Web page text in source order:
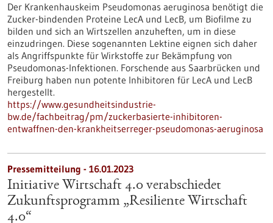
Der Krankenhauskeim Pseudomonas aeruginosa benötigt die
Zucker-bindenden Proteine LecA und LecB, um Biofilme zu
bilden und sich an Wirtszellen anzuheften, um in diese
einzudringen. Diese sogenannten Lektine eignen sich daher
als Angriffspunkte für Wirkstoffe zur Bekämpfung von
Pseudomonas-Infektionen. Forschende aus Saarbrücken und
Freiburg haben nun potente Inhibitoren für LecA und LecB
hergestellt.
https://www.gesundheitsindustrie-
bw.de/fachbeitrag/pm/zuckerbasierte-inhibitoren-
entwaffnen-den-krankheitserreger-pseudomonas-aeruginosa
Pressemitteilung - 16.01.2023
Initiative Wirtschaft 4.0 verabschiedet
Zukunfts­programm „Resiliente Wirtschaft
4.0“